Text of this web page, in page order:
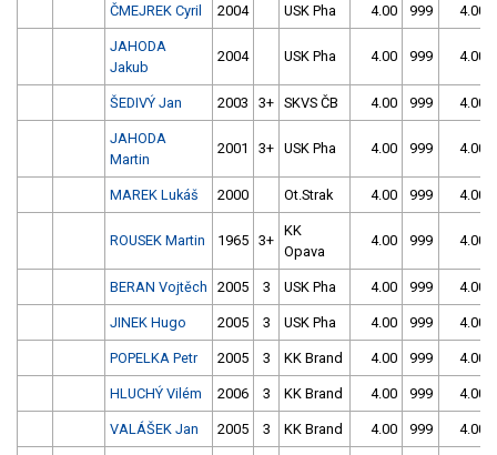
ČMEJREK Cyril 2004 USK Pha 4.00 999 4.00
JAHODA
Jakub
2004 USK Pha 4.00 999 4.00
ŠEDIVÝ Jan 2003 3+ SKVS ČB 4.00 999 4.00
JAHODA
Martin
2001 3+ USK Pha 4.00 999 4.00
MAREK Lukáš 2000 Ot.Strak 4.00 999 4.00
ROUSEK Martin 1965 3+
KK
Opava
4.00 999 4.00
BERAN Vojtěch 2005 3 USK Pha 4.00 999 4.00
JINEK Hugo 2005 3 USK Pha 4.00 999 4.00
POPELKA Petr 2005 3 KK Brand 4.00 999 4.00
HLUCHÝ Vilém 2006 3 KK Brand 4.00 999 4.00
VALÁŠEK Jan 2005 3 KK Brand 4.00 999 4.00